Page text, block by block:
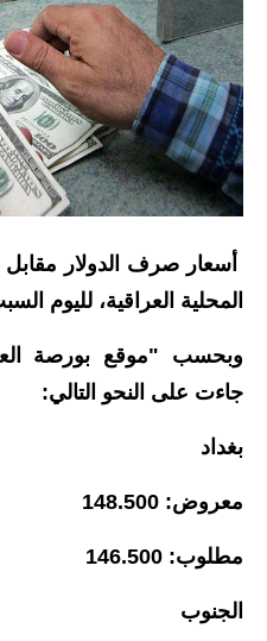
أسعار صرف الدولار مقابل
المحلية العراقية، لليوم السبت 8 تموز/ يوليو
وبحسب "موقع بورصة
جاءت على النحو التالي:
بغداد
معروض: 148.500
مطلوب: 146.500
الجنوب